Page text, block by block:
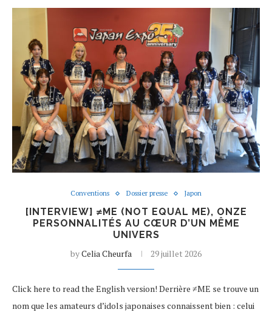
Conventions Dossier presse Japon
[INTERVIEW] ≠ME (NOT EQUAL ME), ONZE
PERSONNALITÉS AU CŒUR D’UN MÊME
UNIVERS
byCelia Cheurfa 29 juillet 2026
Click here to read the English version! Derrière ≠ME se trouve un
nom que les amateurs d’idols japonaises connaissent bien : celui